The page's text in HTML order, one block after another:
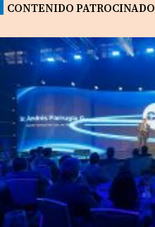
CONTENIDO PATROCINADO